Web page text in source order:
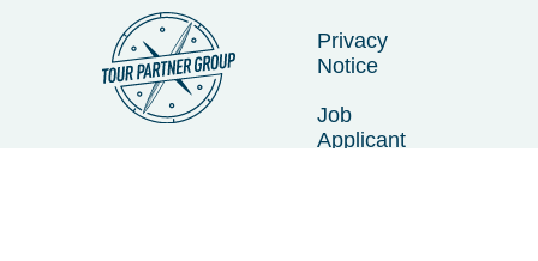
Privacy
Notice
Job
Applicant